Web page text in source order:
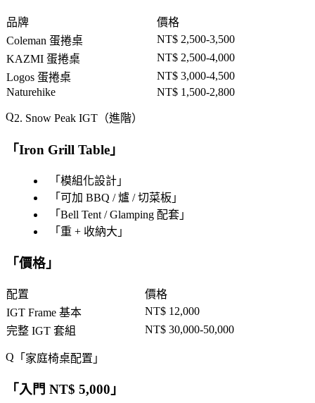
品牌
價格
Coleman 蛋捲桌
NT$ 2,500-3,500
KAZMI 蛋捲桌
NT$ 2,500-4,000
Logos 蛋捲桌
NT$ 3,000-4,500
Naturehike
NT$ 1,500-2,800
2. Snow Peak IGT（進階）
「Iron Grill Table 」
「 模組化設計 」
「 可加 BBQ / 爐 / 切菜板 」
「 Bell Tent / Glamping 配套 」
「 重 + 收納大 」
「價格」
配置
價格
IGT Frame 基本
NT$ 12,000
完整 IGT 套組
NT$ 30,000-50,000
「 家庭椅桌配置 」
「 入門 NT$ 5,000 」